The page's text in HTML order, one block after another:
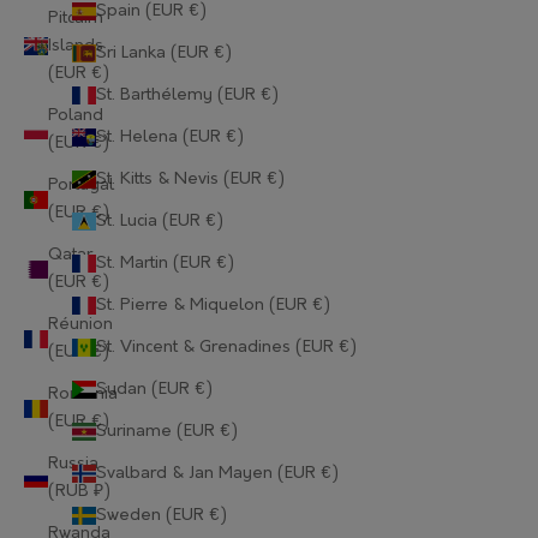
Pitcairn
Islands
(EUR €)
Poland
(EUR €)
Portugal
(EUR €)
Qatar
(EUR €)
Réunion
(EUR €)
Romania
(EUR €)
Russia
(RUB ₽)
Rwanda
Spain (EUR €)
Sri Lanka (EUR €)
St. Barthélemy (EUR €)
St. Helena (EUR €)
St. Kitts & Nevis (EUR €)
St. Lucia (EUR €)
St. Martin (EUR €)
St. Pierre & Miquelon (EUR €)
St. Vincent & Grenadines (EUR €)
Sudan (EUR €)
Suriname (EUR €)
Svalbard & Jan Mayen (EUR €)
Sweden (EUR €)
Guernsey (EUR €)
Guinea (EUR €)
Guinea-Bissau (EUR €)
Haiti (EUR €)
Honduras (EUR €)
Hong Kong SAR (EUR €)
Hungary (EUR €)
Iceland (EUR €)
India (EUR €)
Indonesia (EUR €)